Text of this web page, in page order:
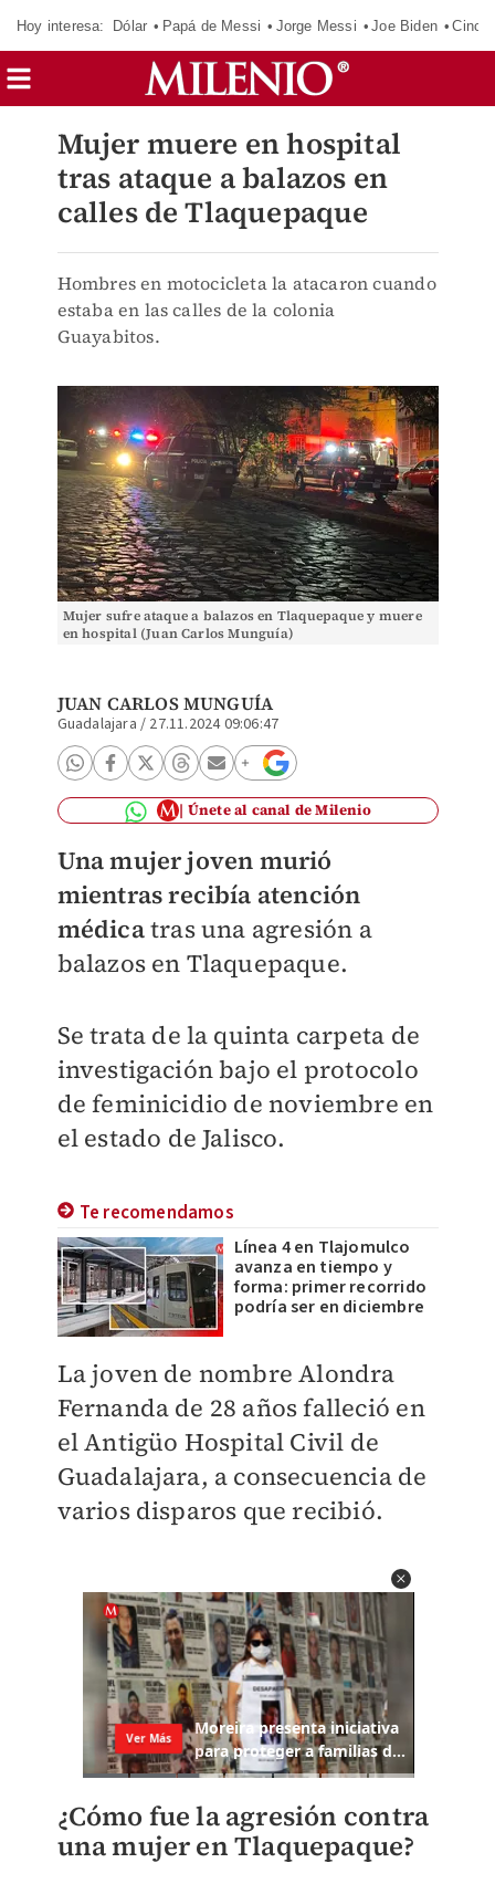
Hoy interesa: Dólar Papá de Messi Jorge Messi Joe Biden
Mujer muere en hospital
tras ataque a balazos en
calles de Tlaquepaque
Hombres en motocicleta la atacaron cuando
estaba en las calles de la colonia
Guayabitos.
Mujer sufre ataque a balazos en Tlaquepaque y muere
en hospital (Juan Carlos Munguía)
JUAN CARLOS MUNGUÍA
Guadalajara / 27.11.2024 09:06:47
Únete al canal de Milenio
Una mujer joven murió
mientras recibía atención
médicatras una agresión a
balazos en Tlaquepaque.
Se trata de la quinta carpeta de
investigación bajo el protocolo
de feminicidio de noviembre en
el estado de Jalisco.
Te recomendamos
Línea 4 en Tlajomulco
avanza en tiempo y
forma: primer recorrido
podría ser en diciembre
La joven de nombre Alondra
Fernanda de 28 años falleció en
el Antigüo Hospital Civil de
Guadalajara, a consecuencia de
varios disparos que recibió.
¿Cómo fue la agresión contra
una mujer en Tlaquepaque?